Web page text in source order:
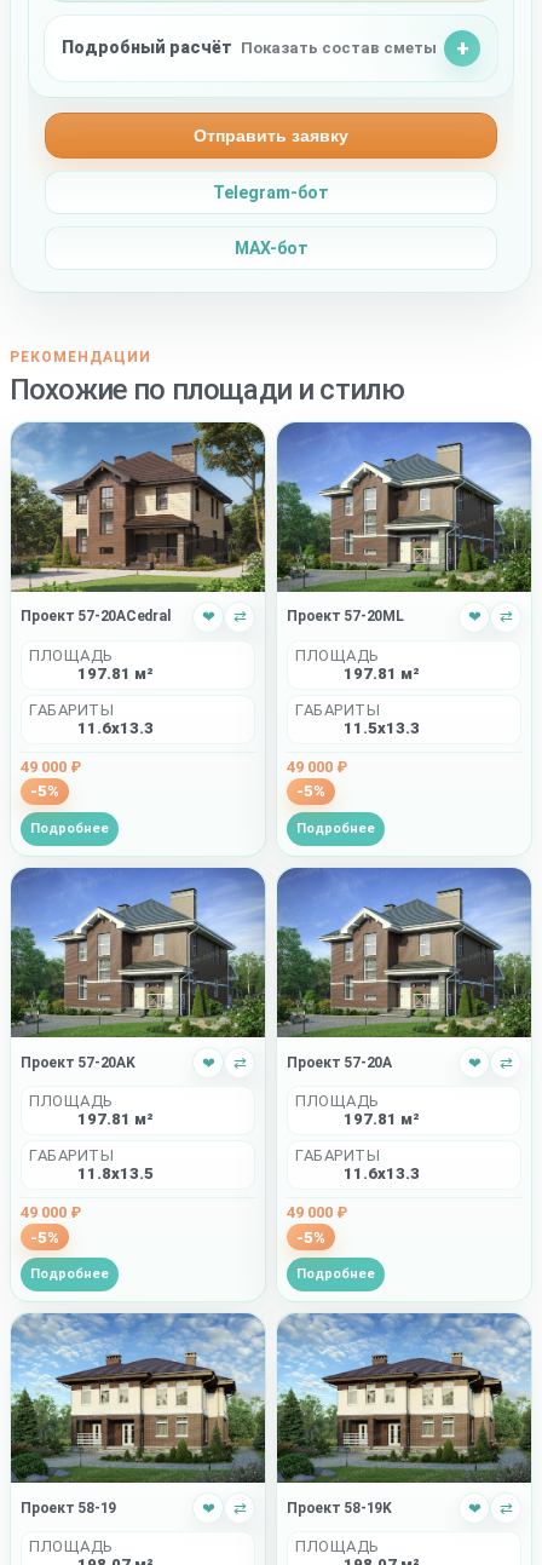
Подробный расчёт Показать состав сметы
Отправить заявку
Telegram-бот
MAX-бот
РЕКОМЕНДАЦИИ
Похожие по площади и стилю
Проект 57-20ACedral ❤ ⇄
ПЛОЩАДЬ
197.81 м²
ГАБАРИТЫ
11.6x13.3
49 000 ₽
-5%
Подробнее
Проект 57-20ML ❤ ⇄
ПЛОЩАДЬ
197.81 м²
ГАБАРИТЫ
11.5x13.3
49 000 ₽
-5%
Подробнее
Проект 57-20AK ❤ ⇄
ПЛОЩАДЬ
197.81 м²
ГАБАРИТЫ
11.8x13.5
49 000 ₽
-5%
Подробнее
Проект 57-20A ❤ ⇄
ПЛОЩАДЬ
197.81 м²
ГАБАРИТЫ
11.6x13.3
49 000 ₽
-5%
Подробнее
Проект 58-19 ❤ ⇄
ПЛОЩАДЬ
Проект 58-19K ❤ ⇄
ПЛОЩАДЬ